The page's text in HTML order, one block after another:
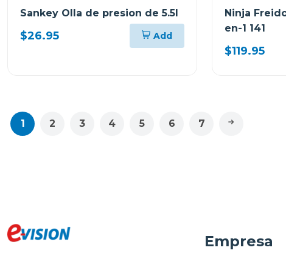
Sankey Olla de presion de 5.5l
$26.95 Add
Ninja
en-1 141
$119.95
1 2 3 4 5 6 7
Empresa